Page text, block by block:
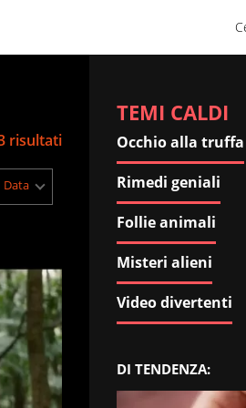
risultati
Data
TEMI CALDI
Occhio alla truffa
Rimedi geniali
Follie animali
Misteri alieni
Video divertenti
DI TENDENZA: